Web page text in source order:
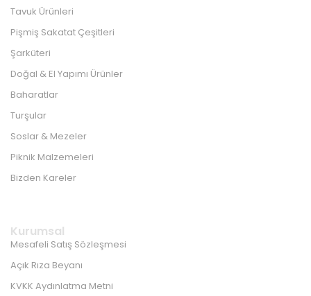
Tavuk Ürünleri
Pişmiş Sakatat Çeşitleri
Şarküteri
Doğal & El Yapımı Ürünler
Baharatlar
Turşular
Soslar & Mezeler
Piknik Malzemeleri
Bizden Kareler
Kurumsal
Mesafeli Satış Sözleşmesi
Açık Rıza Beyanı
KVKK Aydınlatma Metni